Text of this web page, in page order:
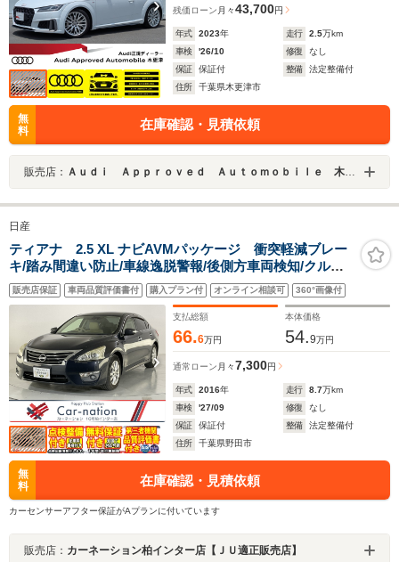
残価ローン 月々43,700円
年式 2023年 走行 2.5万km
車検
'26/10 修復
なし
保証
保証付 整備
法定整備付
住所
千葉県木更津市
無
料
在庫確認・見積依頼
販売店： Ａｕｄｉ Ａｐｐｒｏｖｅｄ Ａｕｔｏｍｏｂｉｌｅ 木更津
日産
ティアナ 2.5 XL ナビAVMパッケージ 衝突軽減ブレー
キ/踏み間違い防止/車線逸脱警報/後側方車両検知/クルー
ズコントロール/HIDヘッドランプ/前席パワーシート/助手
席パワーオットマン/アラウンドビュー/純正コネクトナビ/
ビルトインETC
販売店保証 車両品質評価書付 購入プラン付 オンライン相談可 360°画像付
支払総額
66.6万円
本体価格
54.9万円
通常ローン 月々7,300円
年式 2016年 走行 8.7万km
車検
'27/09 修復
なし
保証
保証付 整備
法定整備付
住所
千葉県野田市
無
料
在庫確認・見積依頼
カーセンサーアフター保証がAプランに付いています
販売店： カーネーション柏インター店【ＪＵ適正販売店】